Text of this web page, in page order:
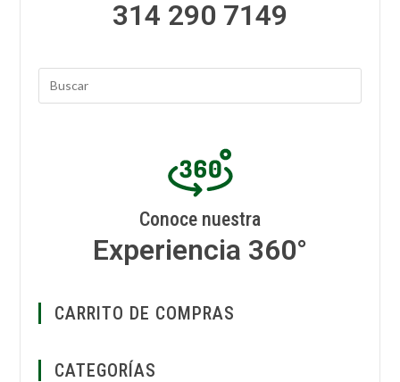
314 290 7149
Conoce nuestra
Experiencia 360°
CARRITO DE COMPRAS
CATEGORÍAS